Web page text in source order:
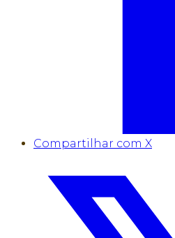
Compartilhar com X